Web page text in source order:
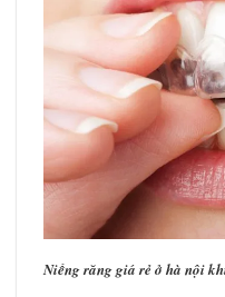
Niềng răng giá rẻ ở hà nội